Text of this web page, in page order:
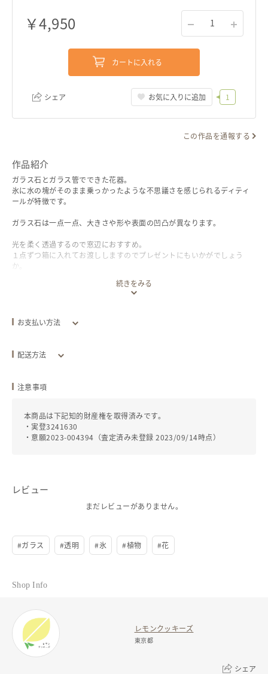
￥4,950 1
カートに入れる
シェア お気に入りに追加 1
この作品を通報する
作品紹介
ガラス石とガラス管でできた花器。
氷に水の塊がそのまま乗っかったような不思議さを感じられるディティ
ールが特徴です。
ガラス石は一点一点、大きさや形や表面の凹凸が異なります。
光を柔く透過するので窓辺におすすめ。
１点ずつ箱に入れてお渡ししますのでプレゼントにもいかがでしょう
か。
ガラス管は直径20mm、ガラス石は50~100mm、総高さは120~160mm
続きをみる
お支払い方法
配送方法
レターパックプラス（旧料金） あり
注意事項
本商品は下記知的財産権を取得済みです。
・実登3241630
・意願2023-004394（査定済み未登録 2023/09/14時点）
レビュー
まだレビューがありません。
#ガラス #透明 #氷 #植物 #花
Shop Info
レモンクッキーズ
東京都
シェア